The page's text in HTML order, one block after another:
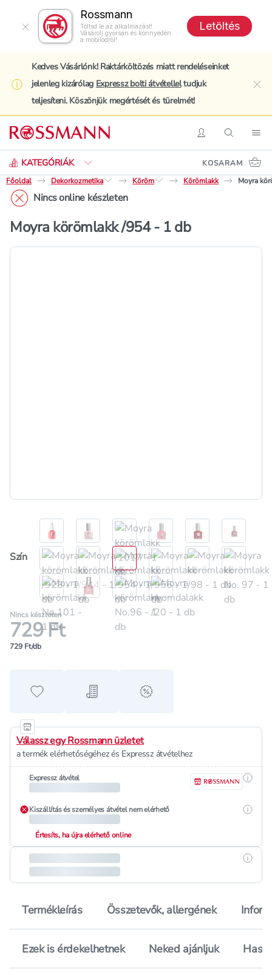
Rossmann
Töltsd le az alkalmazást!
Vásárolj gyorsan és könnyedén
a mobilodról!
Letöltés
Kedves Vásárlónk! Raktárköltözés miatt rendeléseinket
jelenleg kizárólag Expressz bolti átvételleltudjuk
teljesíteni. Köszönjük megértését és türelmét!
BelépésKeresés
KATEGÓRIÁK
Keresés
KOSARAM
Főoldal
Dekorkozmetika Köröm Körömlakk Moyra
Nincs online készleten
Moyra körömlakk /954 - 1 db
Szín
Nincs készleten
729 Ft
729 Ft/db
Hozzáadás a kedvencekhez
Hozzáadás a bevásárló listához
alert when on sale
Válassz egy Rossmann üzletet
a termék elérhetőségéhez és Expressz átvételhez
Expressz átvétel
Kiszállítás és személyes átvétel nem elérhető
Értesíts, ha újra elérhető online
Termékleírás Összetevők, allergének
Ezek is érdekelhetnek Neked ajánljuk